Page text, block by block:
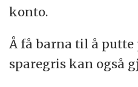
konto.
Å få barna til å putte
sparegris kan også